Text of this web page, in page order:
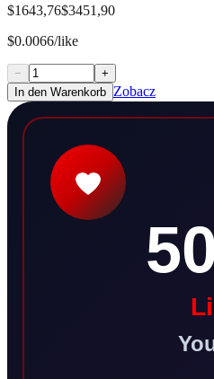
$1643,76$3451,90
$0.0066/like
−
+
In den Warenkorb Zobacz